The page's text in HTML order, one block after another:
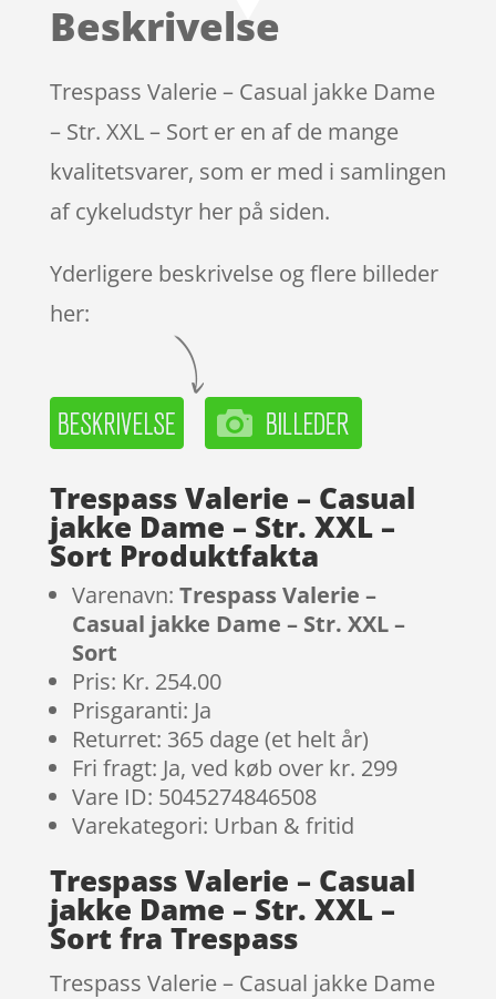
kundebedø
Beskrivelse
Trespass Valerie – Casual jakke Dame
– Str. XXL – Sort er en af de mange
kvalitetsvarer, som er med i samlingen
af cykeludstyr her på siden.
Yderligere beskrivelse og flere billeder
her:
Trespass Valerie – Casual
jakke Dame – Str. XXL –
Sort Produktfakta
Varenavn: Trespass Valerie –
Casual jakke Dame – Str. XXL –
Sort
Pris: Kr. 254.00
Prisgaranti: Ja
Returret: 365 dage (et helt år)
Fri fragt: Ja, ved køb over kr. 299
Vare ID: 5045274846508
Varekategori: Urban & fritid
Trespass Valerie – Casual
jakke Dame – Str. XXL –
Sort fra Trespass
Trespass Valerie – Casual jakke Dame